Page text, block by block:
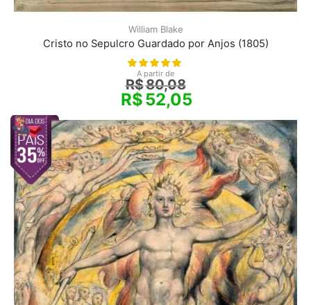
William Blake
Cristo no Sepulcro Guardado por Anjos (1805)
A partir de
R$80,08
R$52,05